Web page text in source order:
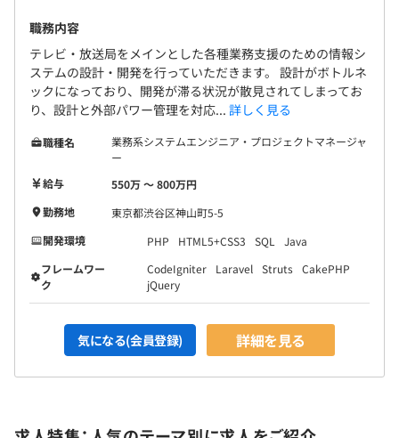
きな仕様変更などが入らない体制です。
・毎日約10分程度のデイリースクラムで進捗確認をおこ
ない、気軽に相談できるようにしています。
・チーム：2～5名の小規模チーム（意見が通りやすいフ
ラットな環境です）
ます。
システム開発部門： 7名
システム運用支援部門： 19名
管理・企画系部門： 6名
その他（役員・アルバイト）： 26名
契約更新の判断基準
この採用は、正社員（無期雇用）転換を前提とした採用で
す。
・入社後6ヶ月間は契約社員として雇用します。
※6ヶ月経過後の最初の賃金締め日までの期間です。
ことを条件に、原則として正社員へ切替となります。
契約更新の上限
通算契約期間は4年まで
6カ月（期間中、条件の変更はありません）
職務内容
テレビ・放送局をメインとした各種業務支援のための情報シ
ステムの設計・開発を行っていただきます。 設計がボトルネ
ックになっており、開発が滞る状況が散見されてしまってお
り、設計と外部パワー管理を対応... 詳しく見る
職種名
業務系システムエンジニア・プロジェクトマネージャ
ー
給与
550万 〜 800万円
勤務地
東京都渋谷区神山町5-5
開発環境
PHP HTML5+CSS3 SQL
Java
フレームワー
ク
CodeIgniter Laravel Struts CakePHP
jQuery
気になる(会員登録) 詳細を見る